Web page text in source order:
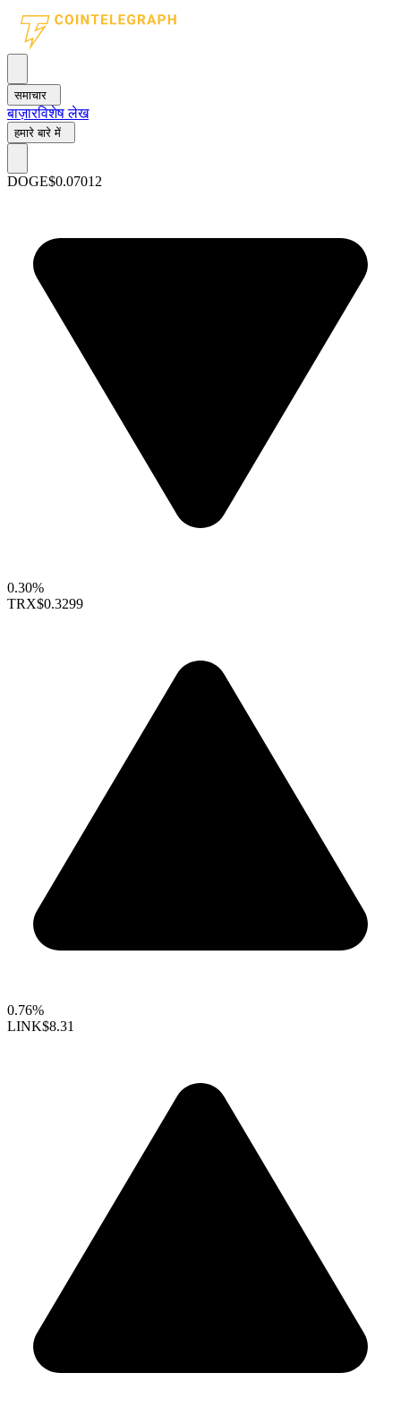
समाचार
बाज़ारविशेष लेख
हमारे बारे में
DOGE$0.07012
0.30%
TRX$0.3299
0.76%
LINK$8.31